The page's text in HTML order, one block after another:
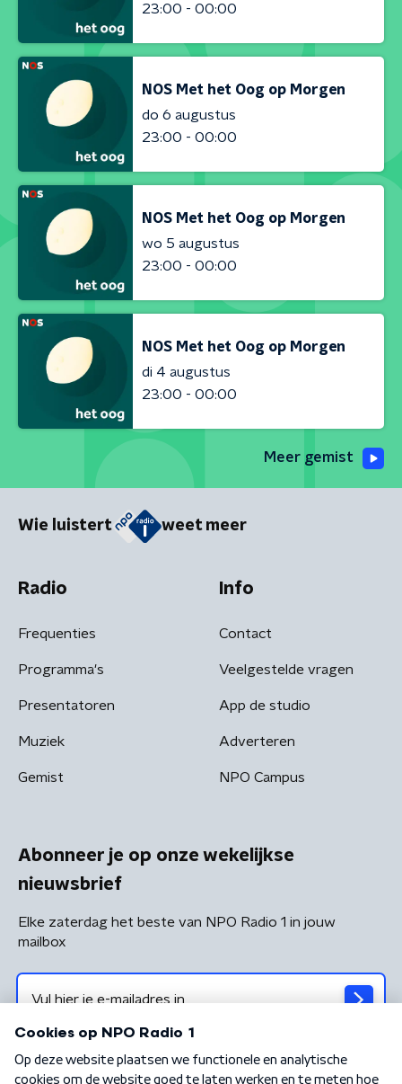
23:00 - 00:00
NOS Met het Oog op Morgen
do 6 augustus
23:00 - 00:00
NOS Met het Oog op Morgen
wo 5 augustus
23:00 - 00:00
NOS Met het Oog op Morgen
di 4 augustus
23:00 - 00:00
Meer gemist
Wie luistert weet meer
Radio
Frequenties
Programma's
Presentatoren
Muziek
Gemist
Info
Contact
Veelgestelde vragen
App de studio
Adverteren
NPO Campus
Abonneer je op onze wekelijkse
nieuwsbrief
Elke zaterdag het beste van NPO Radio 1 in jouw
mailbox